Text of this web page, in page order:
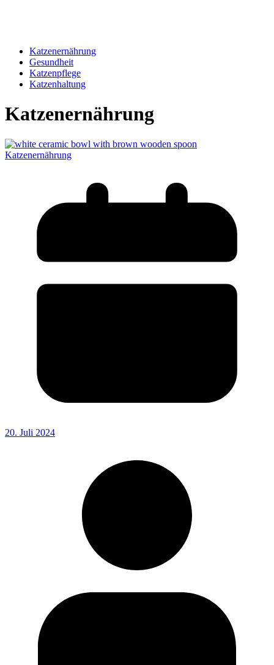
Katzenernährung
Gesundheit
Katzenpflege
Katzenhaltung
Katzenernährung
Katzenernährung
20. Juli 2024